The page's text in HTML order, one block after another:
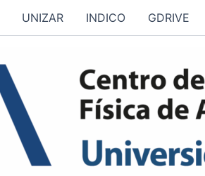
UNIZAR INDICO GDRIVE